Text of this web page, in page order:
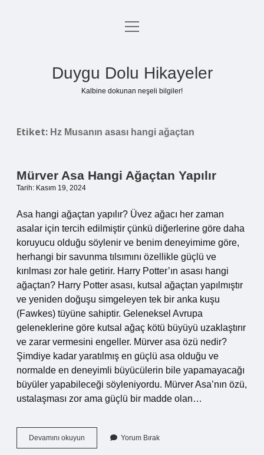
Anasayfa
menüyü
Duygu Dolu Hikayeler
Kalbine dokunan neşeli bilgiler!
Etiket: Hz Musanın asası hangi ağaçtan
Mürver Asa Hangi Ağaçtan Yapılır
Tarih: Kasım 19, 2024
Asa hangi ağaçtan yapılır? Üvez ağacı her zaman
asalar için tercih edilmiştir çünkü diğerlerine göre daha
koruyucu olduğu söylenir ve benim deneyimime göre,
herhangi bir savunma tılsımını özellikle güçlü ve
kırılması zor hale getirir. Harry Potter’ın asası hangi
ağaçtan? Harry Potter asası, kutsal ağaçtan yapılmıştır
ve yeniden doğuşu simgeleyen tek bir anka kuşu
(Fawkes) tüyüne sahiptir. Geleneksel Avrupa
geleneklerine göre kutsal ağaç kötü büyüyü uzaklaştırır
ve zarar vermesini engeller. Mürver asa özü nedir?
Şimdiye kadar yaratılmış en güçlü asa olduğu ve
normalde en deneyimli büyücülerin bile yapamayacağı
büyüler yapabileceği söyleniyordu. Mürver Asa’nın özü,
ustalaşması zor ama güçlü bir madde olan…
Devamını okuyun
Asa
Yorum Bırak